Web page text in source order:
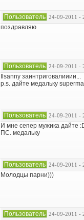
Пользователь 24-09-2011 -
поздравляю
Пользователь 24-09-2011 -
Ilsanny заинтриговалииии...
p.s. дайте медальку
Пользователь 24-09-2011 -
И мне сепер мужика дайте
ПС. медальку
Пользователь 24-09-2011 -
Молодцы парни)))
Пользователь 24-09-2011 -